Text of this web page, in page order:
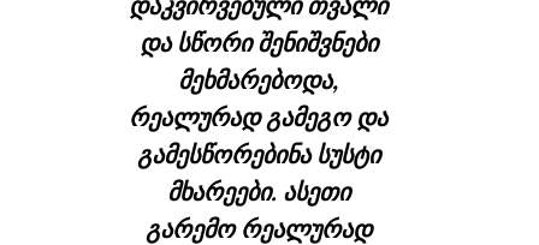
და სწორი შენიშვნები
მეხმარებოდა,
რეალურად გამეგო და
გამესწორებინა სუსტი
მხარეები. ასეთი
გარემო რეალურად